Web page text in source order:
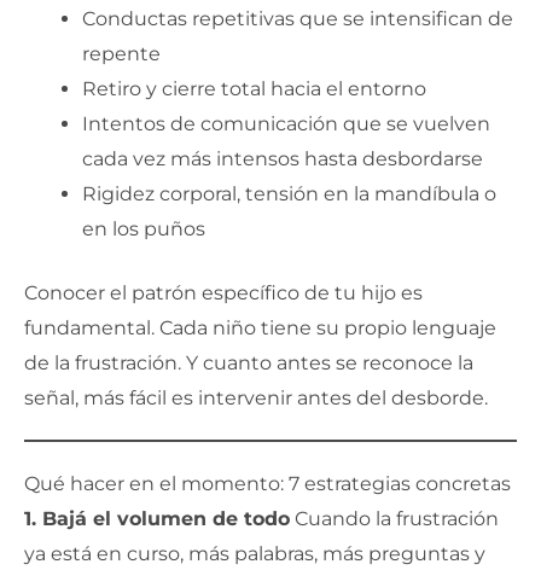
Conductas repetitivas que se intensifican de
repente
Retiro y cierre total hacia el entorno
Intentos de comunicación que se vuelven
cada vez más intensos hasta desbordarse
Rigidez corporal, tensión en la mandíbula o
en los puños
Conocer el patrón específico de tu hijo es
fundamental. Cada niño tiene su propio lenguaje
de la frustración. Y cuanto antes se reconoce la
señal, más fácil es intervenir antes del desborde.
Qué hacer en el momento: 7 estrategias concretas
1. Bajá el volumen de todo Cuando la frustración
ya está en curso, más palabras, más preguntas y